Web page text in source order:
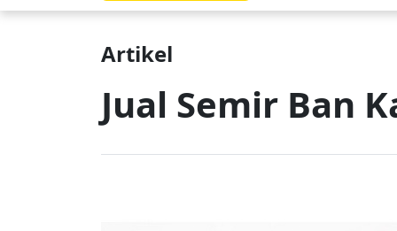
Hidrolik Mobil Hidrolik Motor
Artikel
Jual Semir Ban